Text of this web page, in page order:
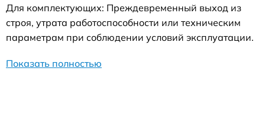
Для комплектующих: Преждевременный выход из
строя, утрата работоспособности или техническим
параметрам при соблюдении условий эксплуатации.
Показать полностью